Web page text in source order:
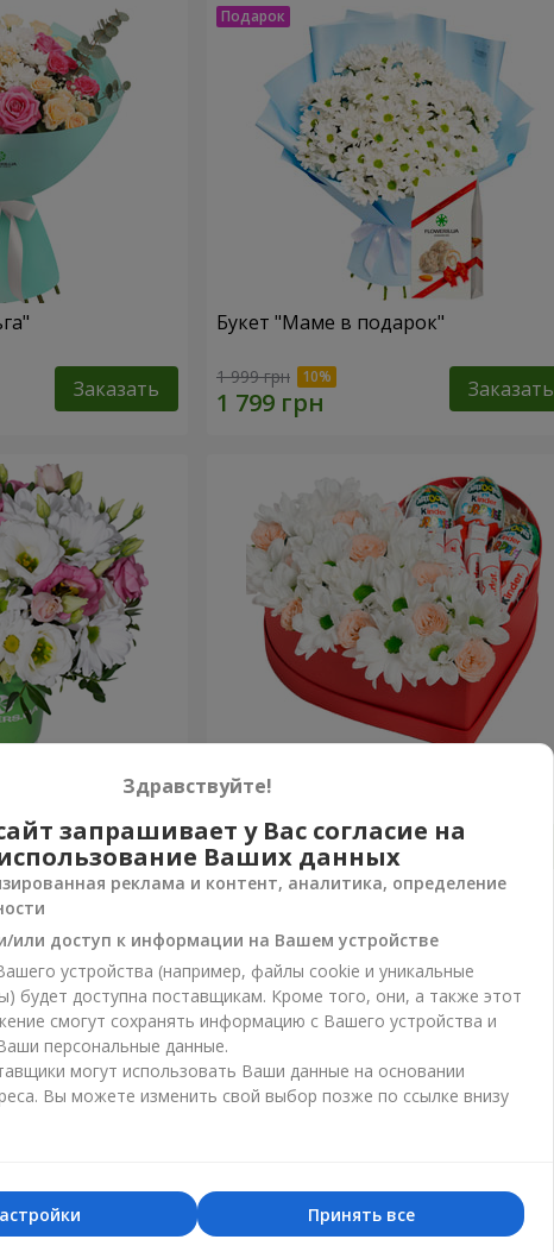
Заказать
Букет "Маме в подарок"
1 999 грн Заказать
в глазах"
Заказать
Цветы в коробке "Улыбнись!"
2 249 грн
Букет "Безе" из 15 белых хризантем
Здравствуйте!
запрашивает у Вас согласие на
Ваших данных
реклама и контент, аналитика, определение
или доступ к информации на Вашем устройстве
устройства (например, файлы cookie и уникальные
будет доступна поставщикам. Кроме того, они, а также этот
смогут сохранять информацию с Вашего устройства и
персональные данные.
могут использовать Ваши данные на основании
Вы можете изменить свой выбор позже по ссылке внизу
Принять все